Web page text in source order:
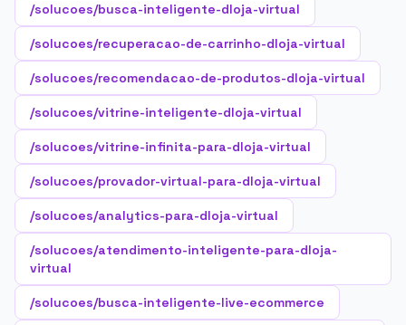
/solucoes/busca-inteligente-dloja-virtual
/solucoes/recuperacao-de-carrinho-dloja-virtual
/solucoes/recomendacao-de-produtos-dloja-virtual
/solucoes/vitrine-inteligente-dloja-virtual
/solucoes/vitrine-infinita-para-dloja-virtual
/solucoes/provador-virtual-para-dloja-virtual
/solucoes/analytics-para-dloja-virtual
/solucoes/atendimento-inteligente-para-dloja-
virtual
/solucoes/busca-inteligente-live-ecommerce